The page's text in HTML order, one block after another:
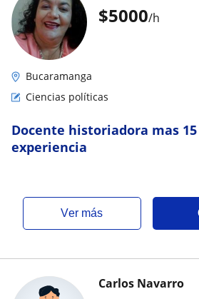
$5000/h
Bucaramanga
Ciencias políticas
Docente historiadora mas 15
experiencia
ver más
Carlos Navarro